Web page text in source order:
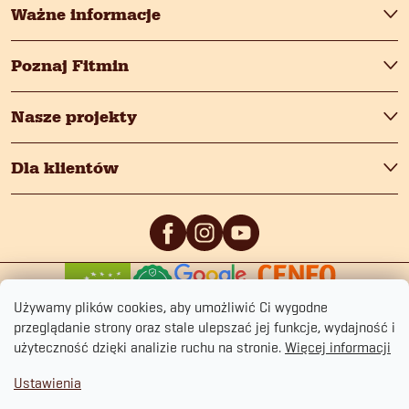
Używamy plików cookies, aby umożliwić Ci wygodne
przeglądanie strony oraz stale ulepszać jej funkcje, wydajność i
użyteczność dzięki analizie ruchu na stronie. Więcej informacji
Ustawienia
Ważne informacje
Poznaj Fitmin
Nasze projekty
Dla klientów
Copyright 2026